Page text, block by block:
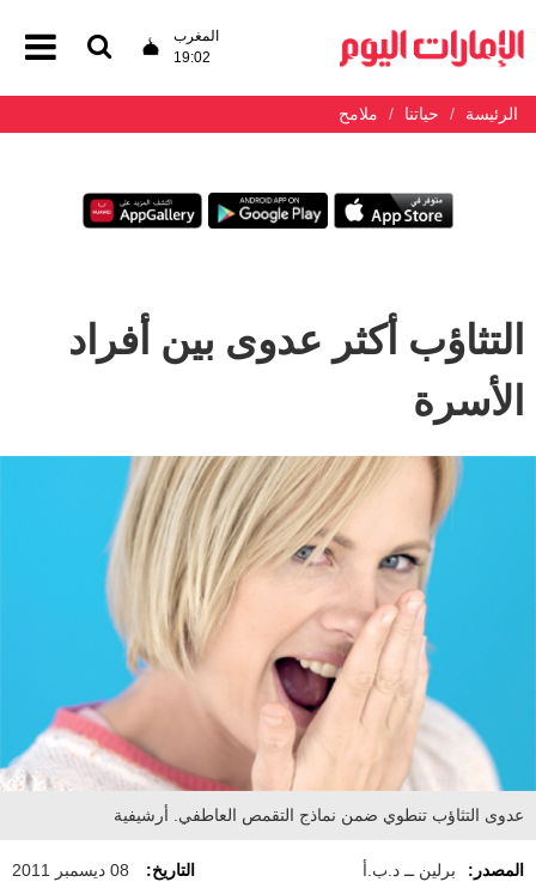
المغرب
19:02
الرئيسة حياتنا ملامح
التثاؤب أكثر عدوى بين أفراد
الأسرة
عدوى التثاؤب تنطوي ضمن نماذج التقمص العاطفي. أرشيفية
المصدر: برلين ــ د.ب.أ التاريخ: 08 ديسمبر 2011